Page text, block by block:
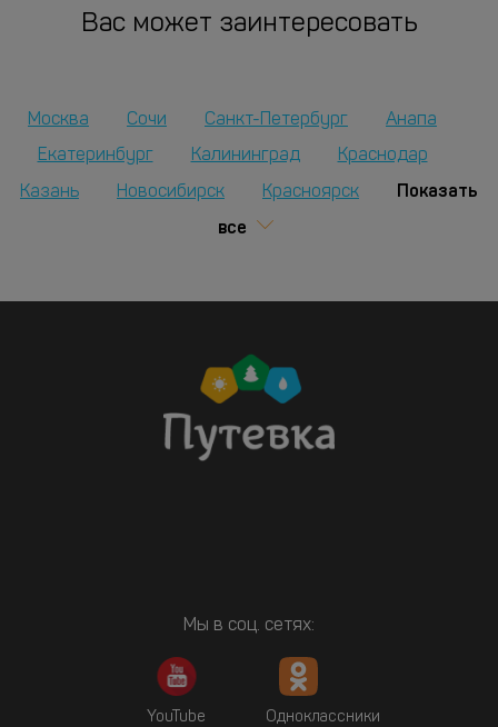
Вас может заинтересовать
Москва Сочи Санкт-Петербург
Анапа
Екатеринбург
Калининград Краснодар
Казань Новосибирск Красноярск
Показать
все
Мы в соц. сетях:
YouTube Одноклассники